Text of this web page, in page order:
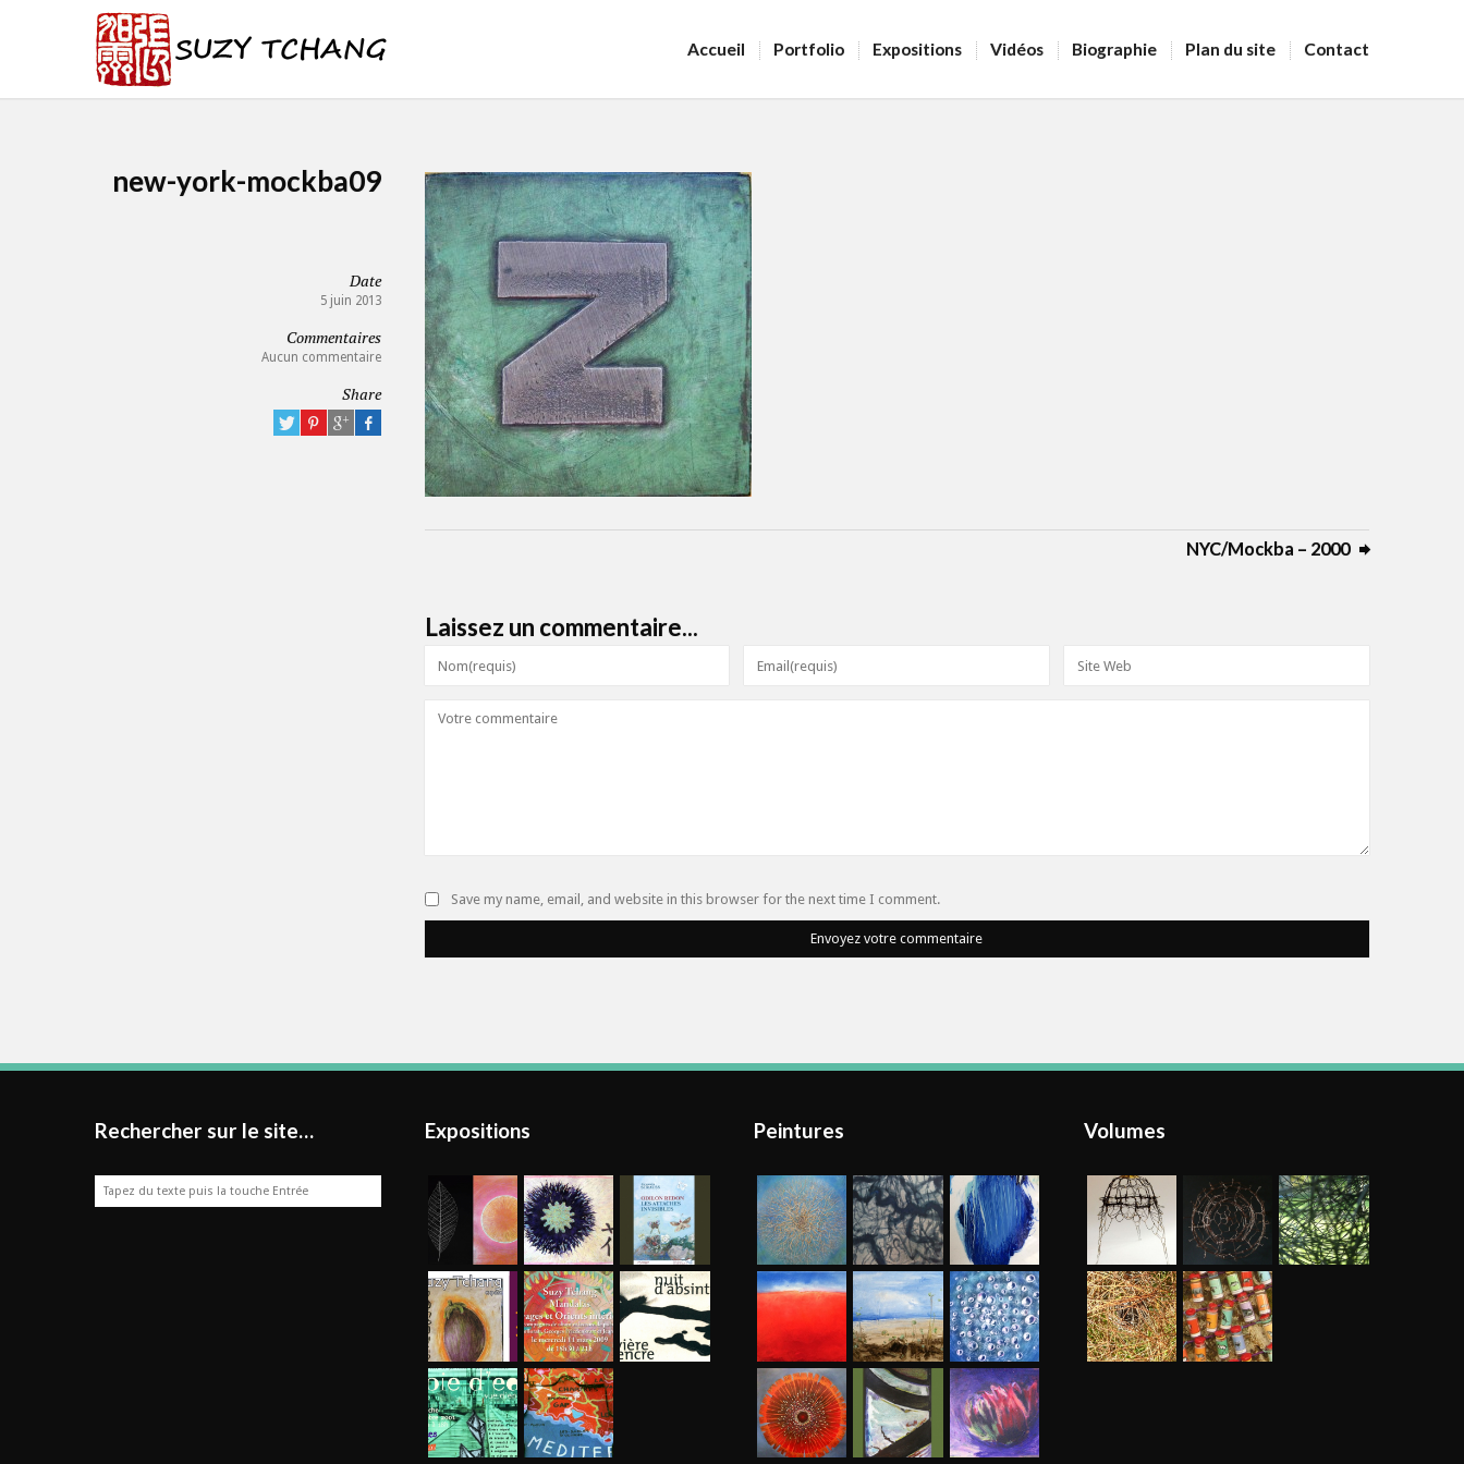
Accueil Portfolio Expositions Vidéos Biographie Plan du site Contact
new-york-mockba09
Date
5 juin 2013
Commentaires
Aucun commentaire
Share
NYC/Mockba – 2000
Laissez un commentaire...
Save my name, email, and website in this browser for the next time I comment.
Envoyez votre commentaire
Rechercher sur le site… Expositions Peintures Volumes